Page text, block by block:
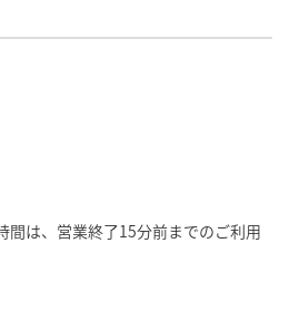
間は、営業終了15分前までのご利用